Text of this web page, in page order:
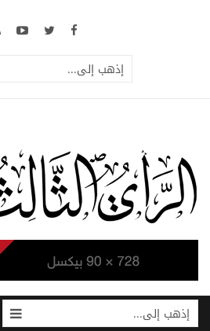
إذهب إلى...
إذهب إلى...